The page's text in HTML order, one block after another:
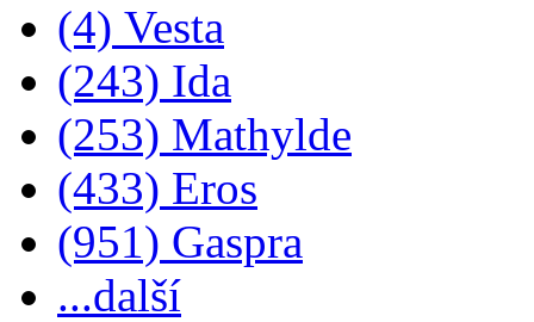
(4) Vesta
(243) Ida
(253) Mathylde
(433) Eros
(951) Gaspra
...další